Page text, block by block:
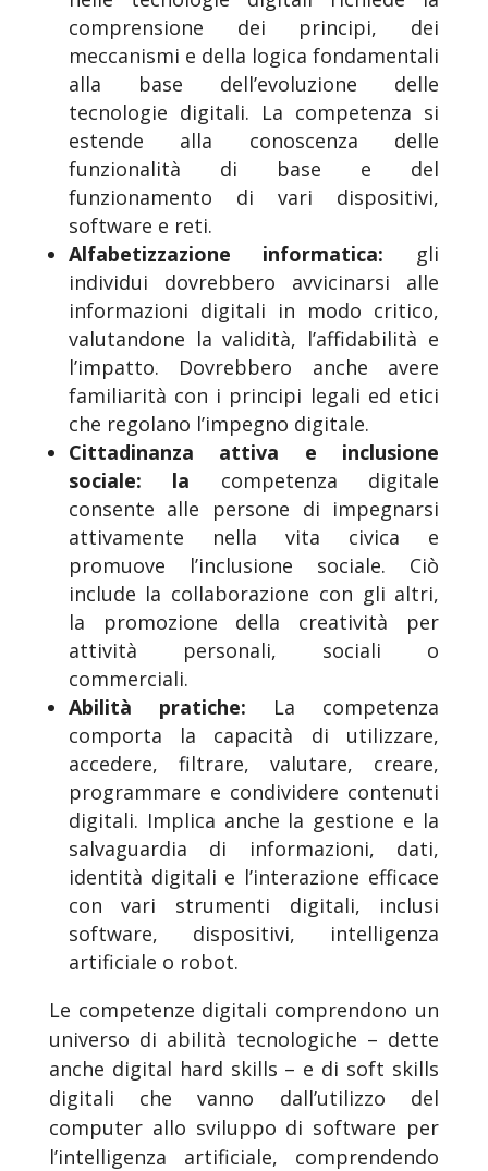
comprensione dei principi, dei
meccanismi e della logica fondamentali
alla base dell’evoluzione delle
tecnologie digitali. La competenza si
estende alla conoscenza delle
funzionalità di base e del
funzionamento di vari dispositivi,
software e reti.
Alfabetizzazione informatica: gli
individui dovrebbero avvicinarsi alle
informazioni digitali in modo critico,
valutandone la validità, l’affidabilità e
l’impatto. Dovrebbero anche avere
familiarità con i principi legali ed etici
che regolano l’impegno digitale.
Cittadinanza attiva e inclusione
sociale: la competenza digitale
consente alle persone di impegnarsi
attivamente nella vita civica e
promuove l’inclusione sociale. Ciò
include la collaborazione con gli altri,
la promozione della creatività per
attività personali, sociali o
commerciali.
Abilità pratiche: La competenza
comporta la capacità di utilizzare,
accedere, filtrare, valutare, creare,
programmare e condividere contenuti
digitali. Implica anche la gestione e la
salvaguardia di informazioni, dati,
identità digitali e l’interazione efficace
con vari strumenti digitali, inclusi
software, dispositivi, intelligenza
artificiale o robot.
Le competenze digitali comprendono un
universo di abilità tecnologiche – dette
anche digital hard skills – e di soft skills
digitali che vanno dall’utilizzo del
computer allo sviluppo di software per
l’intelligenza artificiale, comprendendo